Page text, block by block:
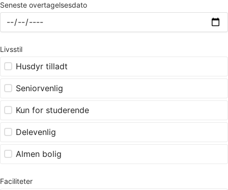
Seneste overtagelsesdato
Livsstil
Husdyr tilladt
Seniorvenlig
Kun for studerende
Delevenlig
Almen bolig
Faciliteter